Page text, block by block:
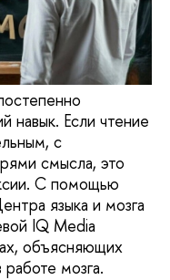
навык. Если чтение
с
смысла, это
С помощью
языка и мозга
IQ Media
объясняющих
мозга.